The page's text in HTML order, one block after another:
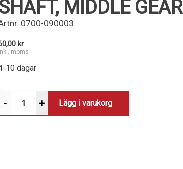
SHAFT, MIDDLE GEAR
0700-090003
kr
Inkl. moms
10 dagar
- + Lägg i varukorg